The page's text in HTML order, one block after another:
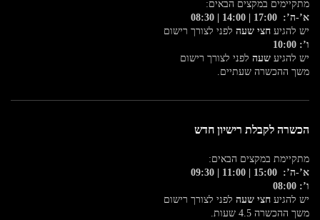
מתקיימים במקצים הבאים:
א’-ה’: 17:00 | 14:00 | 08:30
יש להגיע חצי שעה לפני לצורך רישום
ו’: 10:00
יש להגיע שעה לפני לצורך רישום
משך ההכשרה שעתיים.
הכשרה לקבלת רישיון חדש
מתקיימת במקצים הבאים:
א’-ה’: 15:00 | 11:00 | 09:30
ו’: 08:00
יש להגיע חצי שעה לפני לצורך רישום
משך ההכשרה 4.5 שעות.